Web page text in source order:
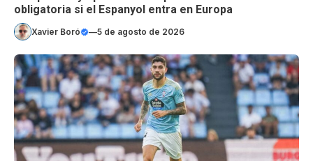
obligatoria si el Espanyol entra en Europa
Xavier Boró —5 de agosto de 2026